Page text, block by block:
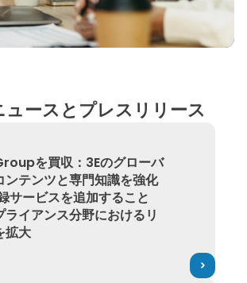
ュースとプレスリリース
を買収：3Eのグローバ
ンテンツと専門知識を強化
サービスを追加すること
イアンス分野におけるリ
拡大
を買収：3Eのグローバルな規制関連